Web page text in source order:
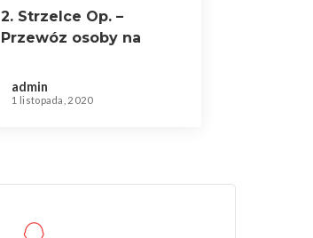
2. Strzelce Op. –
Przewóz osoby na
COVID-19
admin
1 listopada, 2020